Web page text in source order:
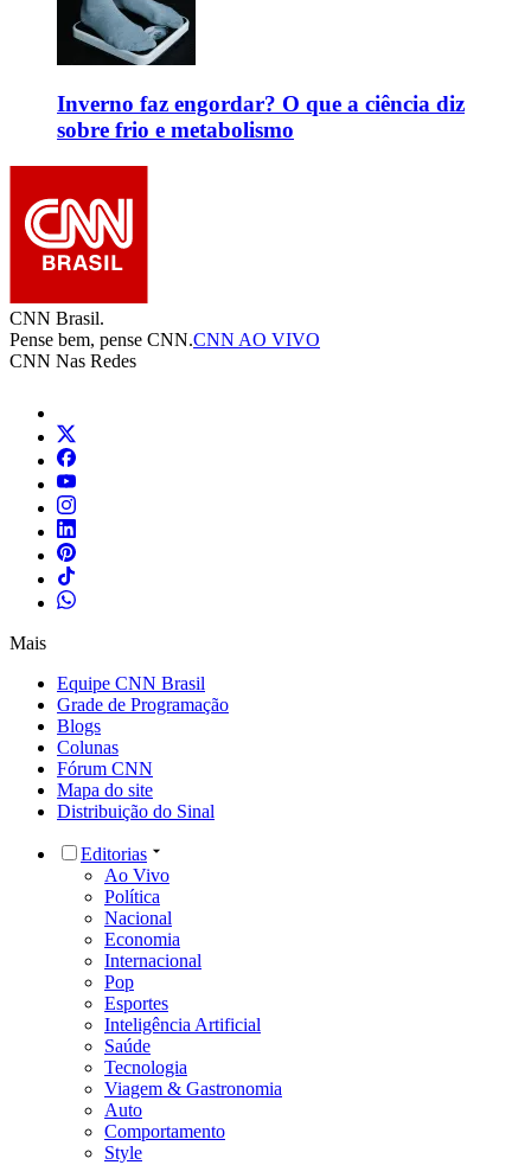
Inverno faz engordar? O que a ciência diz
sobre frio e metabolismo
CNN Brasil.
Pense bem, pense CNN.CNN AO VIVO
CNN Nas Redes
Mais
Equipe CNN Brasil
Grade de Programação
Blogs
Colunas
Fórum CNN
Mapa do site
Distribuição do Sinal
Editorias
Ao Vivo
Política
Nacional
Economia
Internacional
Pop
Esportes
Inteligência Artificial
Saúde
Tecnologia
Viagem & Gastronomia
Auto
Comportamento
Style